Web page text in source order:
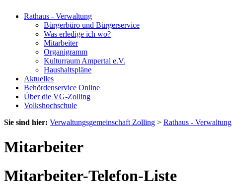
Rathaus - Verwaltung
Bürgerbüro und Bürgerservice
Was erledige ich wo?
Mitarbeiter
Organigramm
Kulturraum Ampertal e.V.
Haushaltspläne
Aktuelles
Behördenservice Online
Über die VG-Zolling
Volkshochschule
Sie sind hier: Verwaltungsgemeinschaft Zolling > Rathaus - Verwaltung
Mitarbeiter
Mitarbeiter-Telefon-Liste